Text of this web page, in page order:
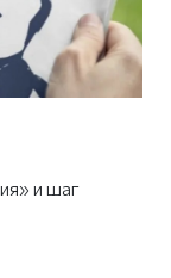
и шаг